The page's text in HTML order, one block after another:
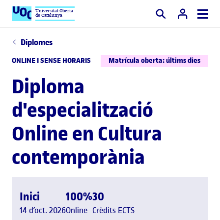
Universitat Oberta
de Catalunya Cercar
Diplomes
ONLINE I SENSE HORARIS Matrícula oberta: últims dies
Diploma
d'especialització
Online en Cultura
contemporània
Inici
14 d’oct. 2026
100%
Online
30
Crèdits ECTS